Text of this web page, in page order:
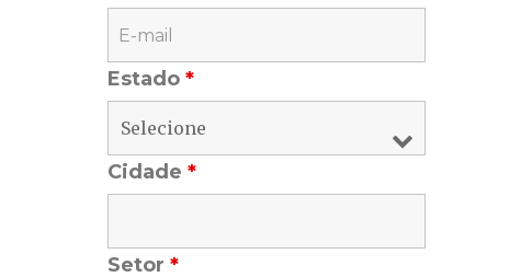
Estado *
Cidade *
Setor *